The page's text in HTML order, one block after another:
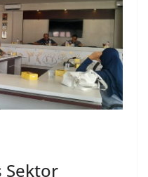
Sektor